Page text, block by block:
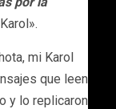
mi Karol
que leen
y lo replicaron